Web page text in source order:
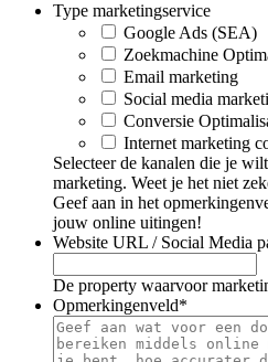
Type marketingservice
Google Ads (SEA)
Zoekmachine
Email marketing
Social media
Conversie
Internet marketing
Selecteer de kanalen die je
marketing. Weet je het niet
Geef aan in het
jouw online uitingen!
Website URL / Social Media
De property waarvoor
Opmerkingenveld*